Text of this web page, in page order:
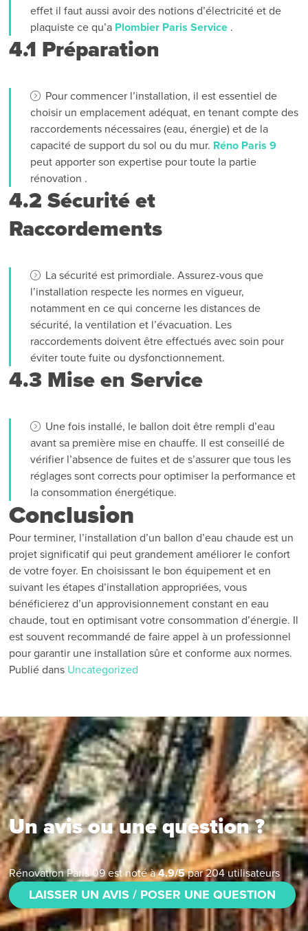
effet il faut aussi avoir des notions d’électricité et de
plaquiste ce qu’a Plombier Paris Service .
4.1 Préparation
Pour commencer l’installation, il est essentiel de
choisir un emplacement adéquat, en tenant compte des
raccordements nécessaires (eau, énergie) et de la
capacité de support du sol ou du mur. Réno Paris 9
peut apporter son expertise pour toute la partie
rénovation .
4.2 Sécurité et
Raccordements
La sécurité est primordiale. Assurez-vous que
l’installation respecte les normes en vigueur,
notamment en ce qui concerne les distances de
sécurité, la ventilation et l’évacuation. Les
raccordements doivent être effectués avec soin pour
éviter toute fuite ou dysfonctionnement.
4.3 Mise en Service
Une fois installé, le ballon doit être rempli d’eau
avant sa première mise en chauffe. Il est conseillé de
vérifier l’absence de fuites et de s’assurer que tous les
réglages sont corrects pour optimiser la performance et
la consommation énergétique.
Conclusion
Pour terminer, l’installation d’un ballon d’eau chaude est un
projet significatif qui peut grandement améliorer le confort
de votre foyer. En choisissant le bon équipement et en
suivant les étapes d’installation appropriées, vous
bénéficierez d’un approvisionnement constant en eau
chaude, tout en optimisant votre consommation d’énergie. Il
est souvent recommandé de faire appel à un professionnel
pour garantir une installation sûre et conforme aux normes.
Publié dans Uncategorized
Un avis ou une question ?
Rénovation Paris 09est noté à4.9/5 par204utilisateurs
LAISSER UN AVIS / POSER UNE QUESTION